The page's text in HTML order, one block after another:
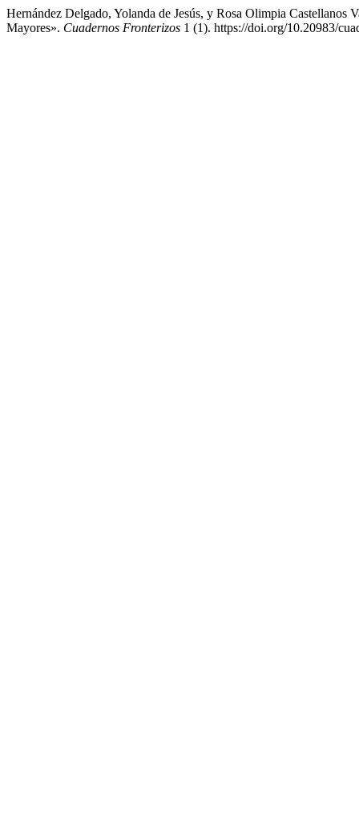
Hernández Delgado, Yolanda de Jesús, y Rosa Olimpia
Mayores». Cuadernos Fronterizos 1 (1). https://doi.org/10.20983/